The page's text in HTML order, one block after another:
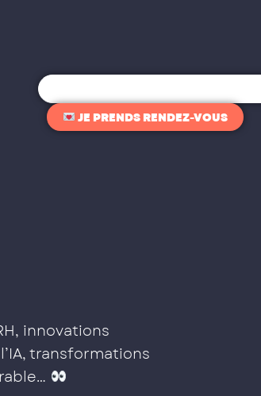
Rechercher
JE PRENDS RENDEZ-VOUS
innovations
transformations